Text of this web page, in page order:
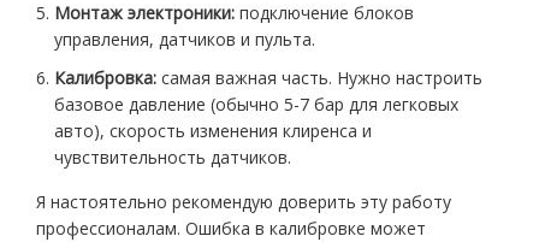
Монтаж электроники: подключение блоков
управления, датчиков и пульта.
Калибровка: самая важная часть. Нужно настроить
базовое давление (обычно 5-7 бар для легковых
авто), скорость изменения клиренса и
чувствительность датчиков.
Я настоятельно рекомендую доверить эту работу
профессионалам. Ошибка в калибровке может